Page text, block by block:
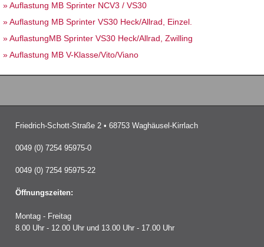
» Auflastung MB Sprinter NCV3 / VS30
» Auflastung MB Sprinter VS30 Heck/Allrad, Einzel.
» AuflastungMB Sprinter VS30 Heck/Allrad, Zwilling
» Auflastung MB V-Klasse/Vito/Viano
Friedrich-Schott-Straße 2 • 68753 Waghäusel-Kirrlach
0049 (0) 7254 95975-0
0049 (0) 7254 95975-22
Öffnungszeiten:
Montag - Freitag
8.00 Uhr - 12.00 Uhr und 13.00 Uhr - 17.00 Uhr